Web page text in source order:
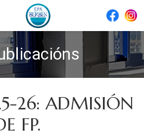
26: ADMISIÓN
FP.